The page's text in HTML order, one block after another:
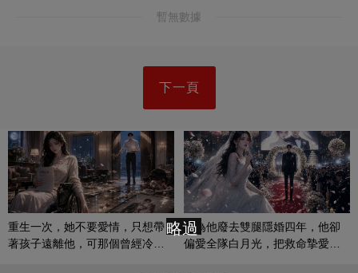
暫無數據
下一頁
重生一次，她不要愛情，只想帶
著孩子遠離他，可那個曾經冷漠
她為他廢去雙腿隱婚四年，他卻
偏愛全隊白月光，把救命摯愛當
略過